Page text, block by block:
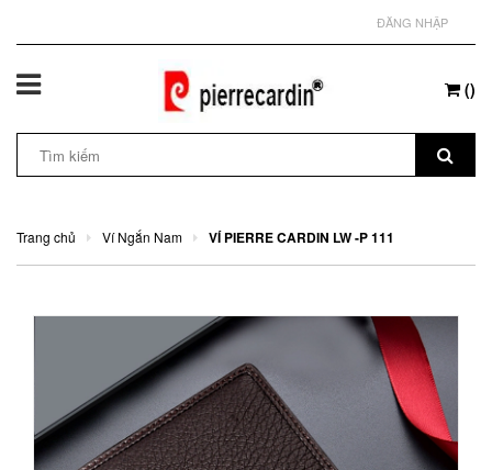
ĐĂNG NHẬP
()
Trang chủ Ví Ngắn Nam VÍ PIERRE CARDIN LW -P 111